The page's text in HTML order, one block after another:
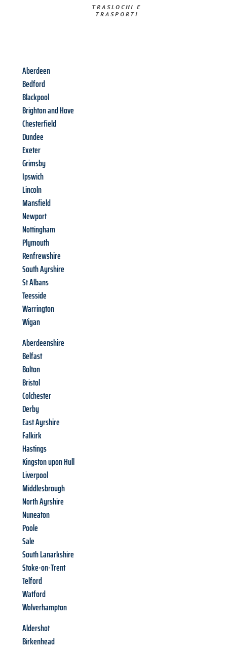
TRASLOCHI E
TRASPORTI​
Aberdeen
Bedford
Blackpool
Brighton and Hove
Chesterfield
Dundee
Exeter
Grimsby
Ipswich
Lincoln
Mansfield
Newport
Nottingham
Plymouth
Renfrewshire
South Ayrshire
St Albans
Teesside
Warrington
Wigan
Aberdeenshire
Belfast
Bolton
Bristol
Colchester
Derby
East Ayrshire
Falkirk
Hastings
Kingston upon Hull
Liverpool
Middlesbrough
North Ayrshire
Nuneaton
Poole
Sale
South Lanarkshire
Stoke-on-Trent
Telford
Watford
Wolverhampton
Aldershot
Birkenhead